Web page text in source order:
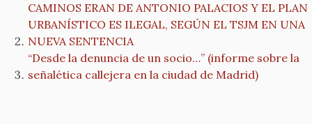
CAMINOS ERAN DE ANTONIO PALACIOS Y EL PLAN
URBANÍSTICO ES ILEGAL, SEGÚN EL TSJM EN UNA
NUEVA SENTENCIA
“Desde la denuncia de un socio…” (informe sobre la
señalética callejera en la ciudad de Madrid)